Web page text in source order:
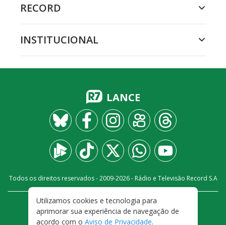
RECORD
INSTITUCIONAL
LANCE
Todos os direitos reservados - 2009-2026- Rádio e Televisão Record S.A
FALE CONOSCO
PRIVACIDADE
TERMOS E CONDIÇÕES DE USO
Utilizamos cookies e tecnologia para
aprimorar sua experiência de navegação de
acordo com o Aviso de Privacidade.